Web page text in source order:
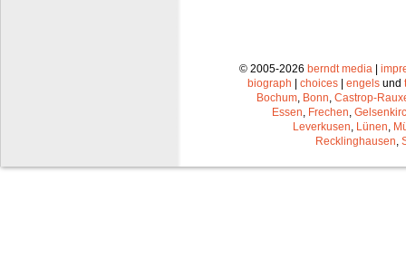
© 2005-2026 berndt media|
biograph
choices engels und
Bochum, Bonn, Castrop-
Essen, Frechen,
Leverkusen, Lünen,
Recklinghausen,